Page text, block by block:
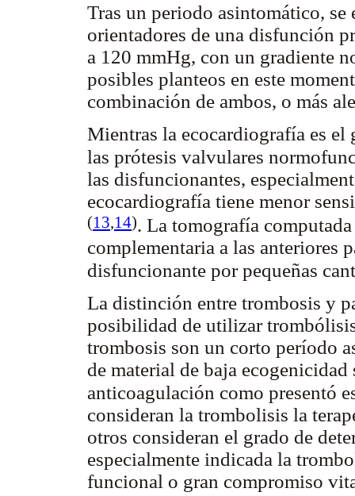
Tras un periodo asintomático,
orientadores de una disfunción
a 120 mmHg, con un gradiente
posibles planteos en este
combinación de ambos, o más
Mientras la ecocardiografía es
las prótesis valvulares
las disfuncionantes,
ecocardiografía tiene menor
(13 14). La tomografía
complementaria a las anteriores
disfuncionante por pequeñas
La distinción entre trombosis y
posibilidad de utilizar
trombosis son un corto período
de material de baja
anticoagulación como presentó
consideran la trombolisis la
otros consideran el grado de
especialmente indicada la
funcional o gran compromiso